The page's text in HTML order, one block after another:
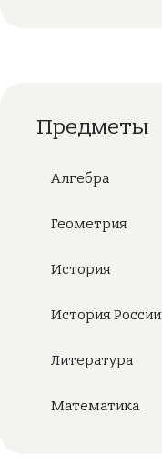
Предметы
Алгебра
Геометрия
История
История России
Литература
Математика